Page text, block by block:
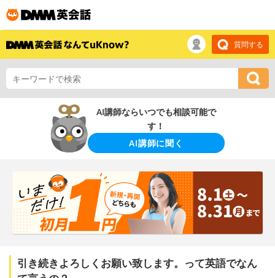
質問する
AI講師ならいつでも相談可能で
す！
AI講師に聞く
引き続きよろしくお願い致します。って英語でなん